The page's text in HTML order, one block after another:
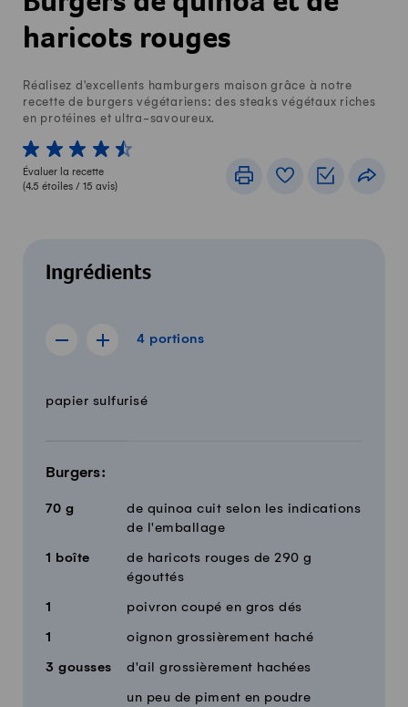
haricots rouges
Réalisez d'excellents hamburgers maison grâce à notre
recette de burgers végétariens: des steaks végétaux riches
en protéines et ultra-savoureux.
1 von 5 étoiles
2 von 5 étoiles
3 von 5 étoiles
4 von 5 étoiles
5 von 5 étoiles
Évaluer la recette
(4.5 étoiles / 15 avis)
ImprimerLivre de recettes
Listes de
Ingrédients
4 portions
Afficher la recette de 3 portions
Afficher la recette de 5 portions
4 portions
QuantitéIngrédients
papier sulfurisé
Burgers:
70 g
de quinoa cuit selon les indications
de l'emballage
1 boîte
de haricots rouges de 290 g
égouttés
1 poivron coupé en gros dés
1 oignon grossièrement haché
3 gousses d'ail grossièrement hachées
un peu de piment en poudre